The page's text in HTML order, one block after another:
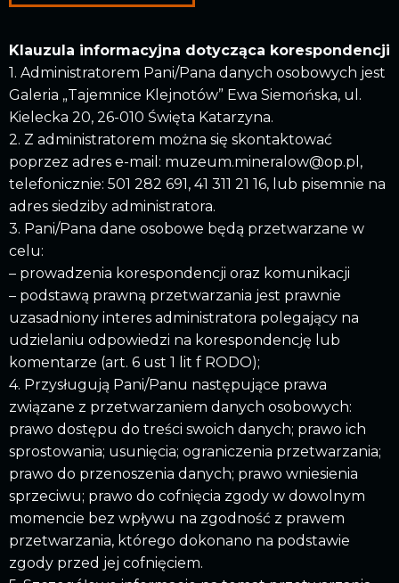
Klauzula informacyjna dotycząca korespondencji
1. Administratorem Pani/Pana danych osobowych jest
Galeria „Tajemnice Klejnotów” Ewa Siemońska, ul.
Kielecka 20, 26-010 Święta Katarzyna.
2. Z administratorem można się skontaktować
poprzez adres e-mail: muzeum.mineralow@op.pl,
telefonicznie: 501 282 691, 41 311 21 16, lub pisemnie na
adres siedziby administratora.
3. Pani/Pana dane osobowe będą przetwarzane w
celu:
– prowadzenia korespondencji oraz komunikacji
– podstawą prawną przetwarzania jest prawnie
uzasadniony interes administratora polegający na
udzielaniu odpowiedzi na korespondencję lub
komentarze (art. 6 ust 1 lit f RODO);
4. Przysługują Pani/Panu następujące prawa
związane z przetwarzaniem danych osobowych:
prawo dostępu do treści swoich danych; prawo ich
sprostowania; usunięcia; ograniczenia przetwarzania;
prawo do przenoszenia danych; prawo wniesienia
sprzeciwu; prawo do cofnięcia zgody w dowolnym
momencie bez wpływu na zgodność z prawem
przetwarzania, którego dokonano na podstawie
zgody przed jej cofnięciem.